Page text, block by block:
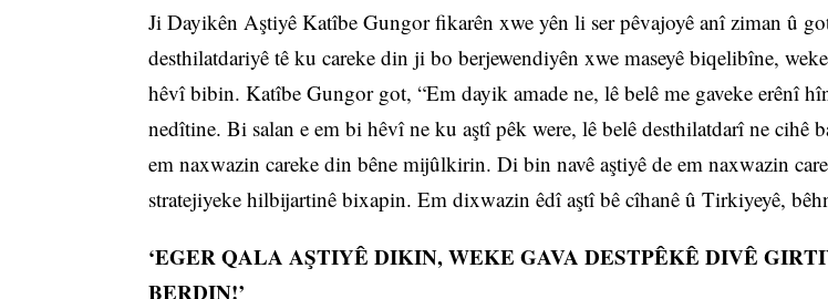
Ji Dayikên Aştiyê Katîbe Gungor fikarên xwe yên li ser pêvajoyê anî ziman û
desthilatdariyê tê ku careke din ji bo berjewendiyên xwe maseyê biqelibîne,
hêvî bibin. Katîbe Gungor got, “Em dayik amade ne, lê belê me gaveke erênî
nedîtine. Bi salan e em bi hêvî ne ku aştî pêk were, lê belê desthilatdarî ne cihê
em naxwazin careke din bêne mijûlkirin. Di bin navê aştiyê de em naxwazin
stratejiyeke hilbijartinê bixapin. Em dixwazin êdî aştî bê cîhanê û Tirkiyeyê,
‘EGER QALA AŞTIYÊ DIKIN, WEKE GAVA DESTPÊKÊ DIVÊ
BERDIN!’